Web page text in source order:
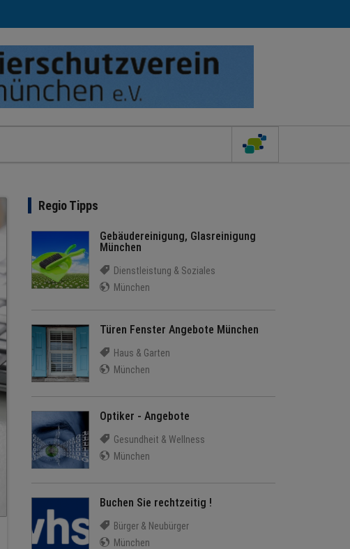
Regio Tipps
Gebäudereinigung, Glasreinigung
München
Dienstleistung & Soziales
München
Türen Fenster Angebote München
Haus & Garten
München
Optiker - Angebote
Gesundheit & Wellness
München
Buchen Sie rechtzeitig !
Bürger & Neubürger
München